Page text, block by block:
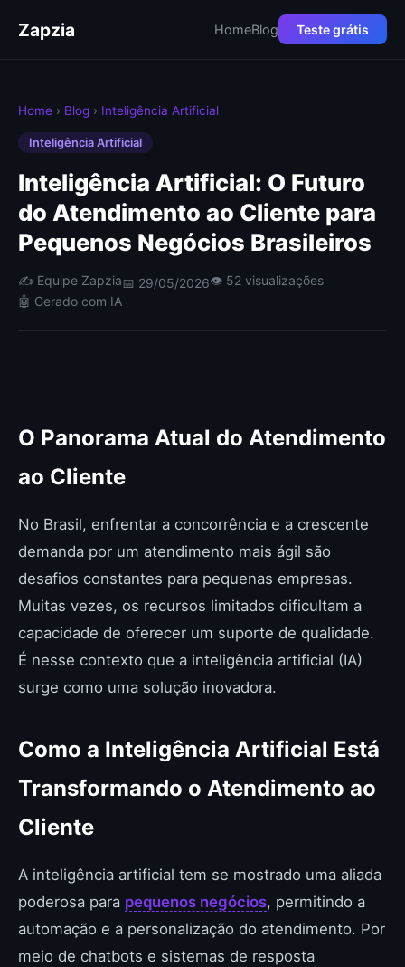
Zapzia HomeBlog Teste grátis
Home › Blog › Inteligência Artificial
Inteligência Artificial
Inteligência Artificial: O Futuro
do Atendimento ao Cliente para
Pequenos Negócios Brasileiros
✍️ Equipe Zapzia📅 29/05/2026👁 52 visualizações
🤖 Gerado com IA
O Panorama Atual do Atendimento
ao Cliente
No Brasil, enfrentar a concorrência e a crescente
demanda por um atendimento mais ágil são
desafios constantes para pequenas empresas.
Muitas vezes, os recursos limitados dificultam a
capacidade de oferecer um suporte de qualidade.
É nesse contexto que a inteligência artificial (IA)
surge como uma solução inovadora.
Como a Inteligência Artificial Está
Transformando o Atendimento ao
Cliente
A inteligência artificial tem se mostrado uma aliada
poderosa para pequenos negócios, permitindo a
automação e a personalização do atendimento. Por
meio de chatbots e sistemas de resposta